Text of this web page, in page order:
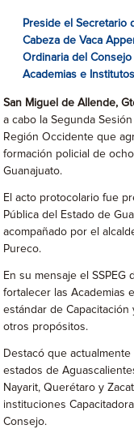
Preside el Secretario
Cabeza de Vaca
Ordinaria del
Academias e
San Miguel de Allende,
a cabo la Segunda
Región Occidente que
formación policial de
Guanajuato.
El acto protocolario fue
Pública del Estado de
acompañado por el
Pureco.
En su mensaje el
fortalecer las Academias
estándar de
otros propósitos.
Destacó que
estados de
Nayarit, Querétaro y
instituciones
Consejo.